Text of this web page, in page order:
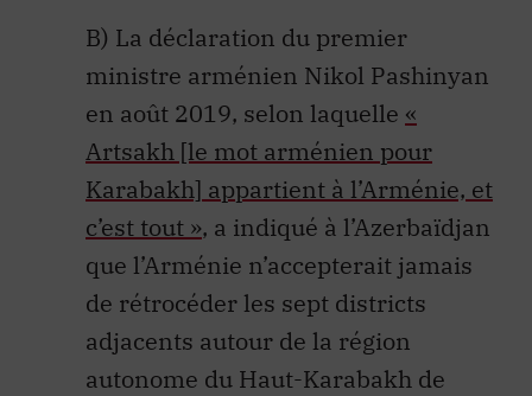
B) La déclaration du premier
ministre arménien Nikol Pashinyan
en août 2019, selon laquelle «
Artsakh [le mot arménien pour
Karabakh] appartient à l’Arménie, et
c’est tout », a indiqué à l’Azerbaïdjan
que l’Arménie n’accepterait jamais
de rétrocéder les sept districts
adjacents autour de la région
autonome du Haut-Karabakh de